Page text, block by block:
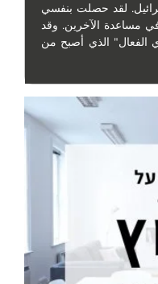
لقد حصلت بنفسي
في مساعدة الآخرين. وقد
الفعال" الذي أصبح من